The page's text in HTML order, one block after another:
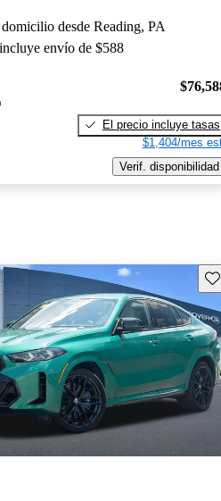
desde Reading, PA
envío de $588
El precio incluye tasas
$1,404/mes
Verif. disponibilidad